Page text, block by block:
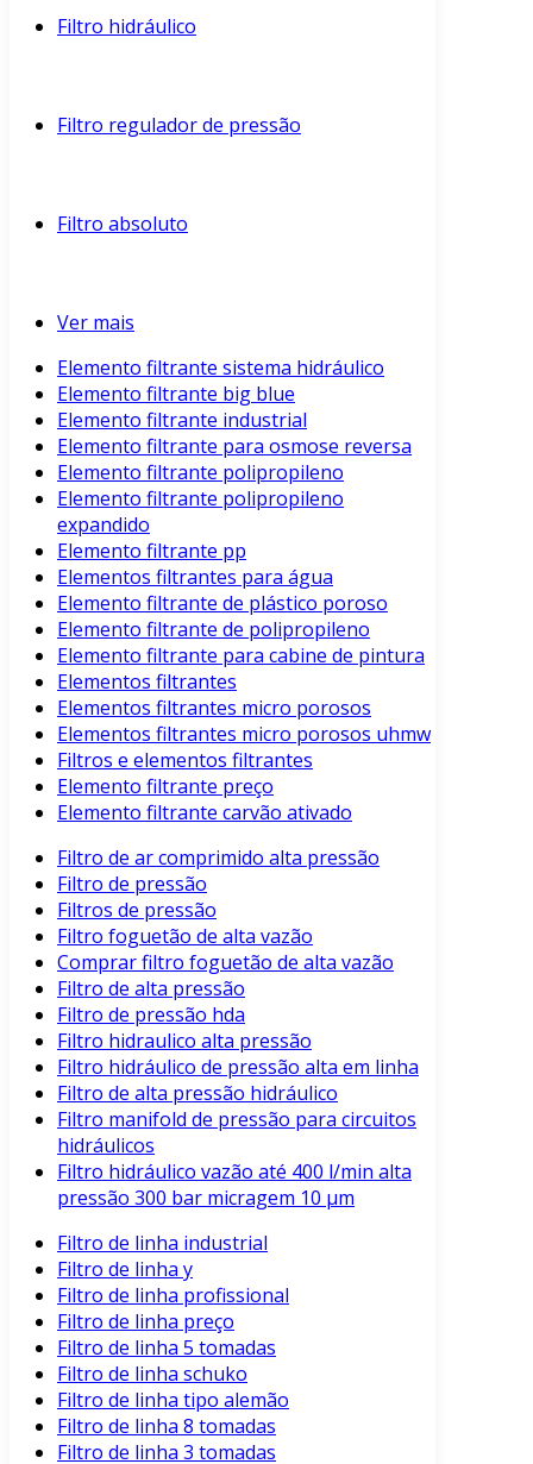
Filtro hidráulico
Filtro regulador de pressão
Filtro absoluto
Ver mais
Elemento filtrante sistema hidráulico
Elemento filtrante big blue
Elemento filtrante industrial
Elemento filtrante para osmose reversa
Elemento filtrante polipropileno
Elemento filtrante polipropileno
expandido
Elemento filtrante pp
Elementos filtrantes para água
Elemento filtrante de plástico poroso
Elemento filtrante de polipropileno
Elemento filtrante para cabine de pintura
Elementos filtrantes
Elementos filtrantes micro porosos
Elementos filtrantes micro porosos uhmw
Filtros e elementos filtrantes
Elemento filtrante preço
Elemento filtrante carvão ativado
Filtro de ar comprimido alta pressão
Filtro de pressão
Filtros de pressão
Filtro foguetão de alta vazão
Comprar filtro foguetão de alta vazão
Filtro de alta pressão
Filtro de pressão hda
Filtro hidraulico alta pressão
Filtro hidráulico de pressão alta em linha
Filtro de alta pressão hidráulico
Filtro manifold de pressão para circuitos
hidráulicos
Filtro hidráulico vazão até 400 l/min alta
pressão 300 bar micragem 10 μm
Filtro de linha industrial
Filtro de linha y
Filtro de linha profissional
Filtro de linha preço
Filtro de linha 5 tomadas
Filtro de linha schuko
Filtro de linha tipo alemão
Filtro de linha 8 tomadas
Filtro de linha 3 tomadas